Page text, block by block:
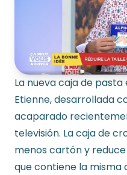
La nueva caja de pasta
Etienne, desarrollada
acaparado
televisión. La caja de
menos cartón y
que contiene la misma